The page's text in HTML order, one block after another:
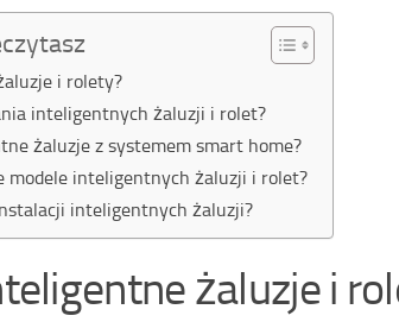
i rolety?
inteligentnych żaluzji i rolet?
żaluzje z systemem smart home?
modele inteligentnych żaluzji i rolet?
inteligentnych żaluzji?
żaluzje i